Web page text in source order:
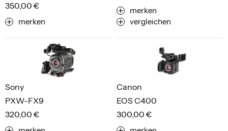
350,00 €
merken
merken
vergleichen
PXW-FX9
Sony
320,00 €
EOS C400
Canon
300,00 €